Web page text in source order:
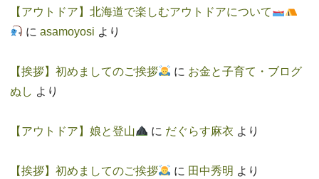
【アウトドア】北海道で楽しむアウトドアについて
に asamoyosi より
【挨拶】初めましてのご挨拶 に お金と子育て・ブログ
ぬし より
【アウトドア】娘と登山 に だぐらす麻衣 より
【挨拶】初めましてのご挨拶 に 田中秀明 より